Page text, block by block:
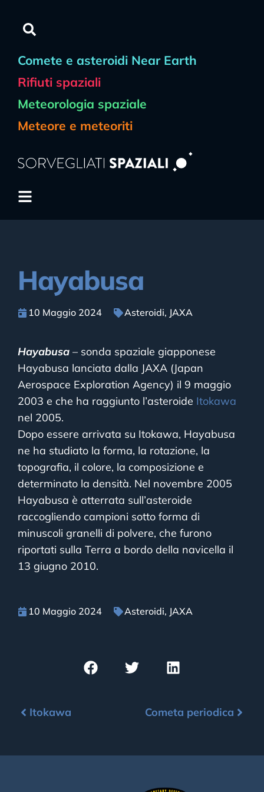
Comete e asteroidi Near Earth
Rifiuti spaziali
Meteorologia spaziale
Meteore e meteoriti
Hayabusa
10 Maggio 2024 Asteroidi, JAXA
Hayabusa – sonda spaziale giapponese
Hayabusa lanciata dalla JAXA (Japan
Aerospace Exploration Agency) il 9 maggio
2003 e che ha raggiunto l’asteroide Itokawa
nel 2005.
Dopo essere arrivata su Itokawa, Hayabusa
ne ha studiato la forma, la rotazione, la
topografia, il colore, la composizione e
determinato la densità. Nel novembre 2005
Hayabusa è atterrata sull’asteroide
raccogliendo campioni sotto forma di
minuscoli granelli di polvere, che furono
riportati sulla Terra a bordo della navicella il
13 giugno 2010.
10 Maggio 2024 Asteroidi, JAXA
Itokawa Cometa periodica